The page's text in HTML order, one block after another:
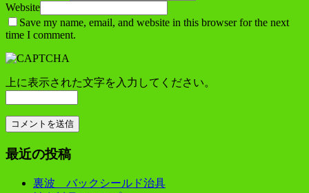
Website
Save my name, email, and website in this browser for the next
time I comment.
上に表示された文字を入力してください。
最近の投稿
裏波 バックシールド治具